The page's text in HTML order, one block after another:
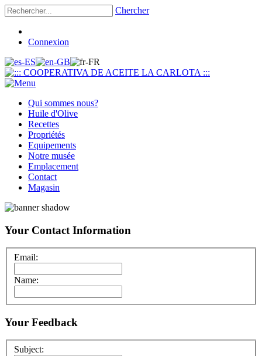
Chercher
Connexion
Qui sommes nous?
Huile d'Olive
Recettes
Propriétés
Equipements
Notre musée
Emplacement
Contact
Magasin
Your Contact Information
Email:
Name:
Your Feedback
Subject: